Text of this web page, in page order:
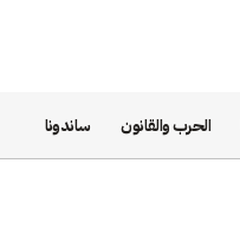
الحرب والقانون ساندونا